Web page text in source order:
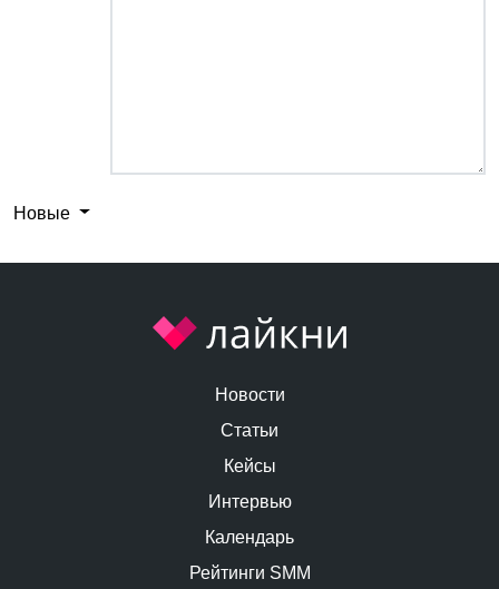
Новые
Новости
Статьи
Кейсы
Интервью
Календарь
Рейтинги SMM